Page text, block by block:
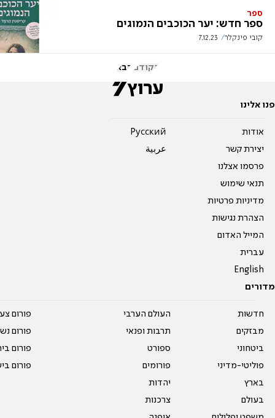
ספר
ספר חדש: יער הכוכבים הנמוגים
קובי פינקלר 7.12.23
הקודם הבא
פנו אלינו
אודות
יצירת קשר
פרסמו אצלנו
תנאי שימוש
מדיניות פרטיות
הצהרת נגישות
המייל האדום
עברית
English
Pусский
عربية
מדורים
חדשות
מבזקים
ביטחוני
פוליטי-מדיני
בארץ
בעולם
העולם הערבי
תרבות ופנאי
ספורט
פורומים
יהדות
צרכנות
פורום
פורום
פורום
פורום